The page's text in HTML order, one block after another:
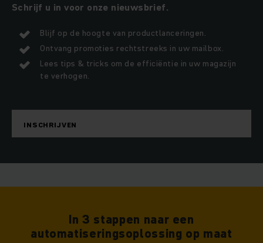
Schrijf u in voor onze nieuwsbrief.
Blijf op de hoogte van productlanceringen.
Ontvang promoties rechtstreeks in uw mailbox.
Lees tips & tricks om de efficiëntie in uw magazijn
te verhogen.
INSCHRIJVEN
In 3 stappen naar een
automatiseringsoplossing op maat